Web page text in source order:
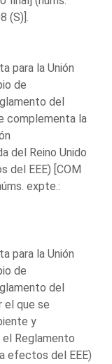
(S)].
para la Unión
de
del
complementa la
del Reino Unido
del EEE) [COM
expte.:
para la Unión
de
del
el que se
y
el Reglamento
efectos del EEE)